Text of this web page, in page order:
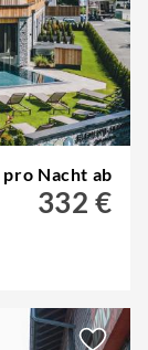
pro Nacht ab
332 €